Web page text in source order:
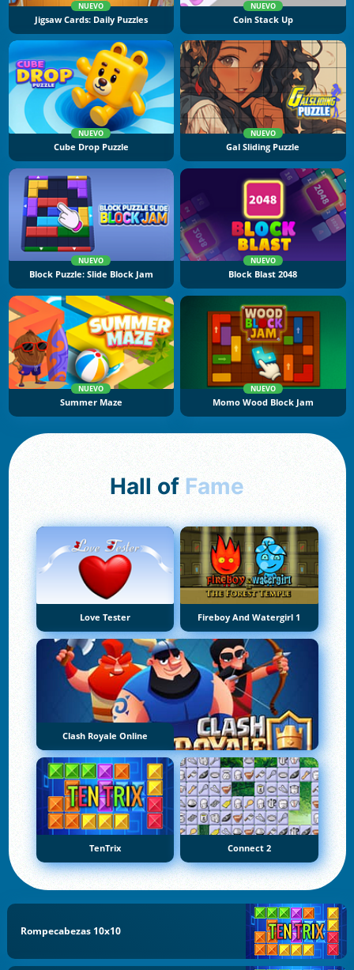
NUEVO
Jigsaw Cards: Daily Puzzles
NUEVO
Coin Stack Up
NUEVO
Cube Drop Puzzle
NUEVO
Gal Sliding Puzzle
NUEVO
Block Puzzle: Slide Block Jam
NUEVO
Block Blast 2048
NUEVO
Summer Maze
NUEVO
Momo Wood Block Jam
Hall of Fame
Love Tester Fireboy And Watergirl 1
Clash Royale Online
TenTrix Connect 2
Rompecabezas 10x10